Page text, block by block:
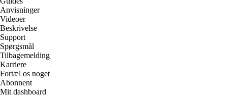
Anvisninger
Videoer
Beskrivelse
Support
Spørgsmål
Tilbagemelding
Karriere
Fortæl os noget
Abonnent
Mit dashboard